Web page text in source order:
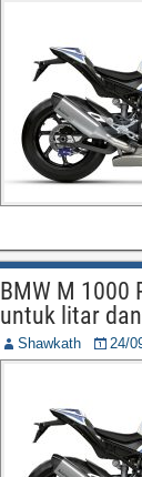
BMW M 1000
untuk litar
Shawkath 24/